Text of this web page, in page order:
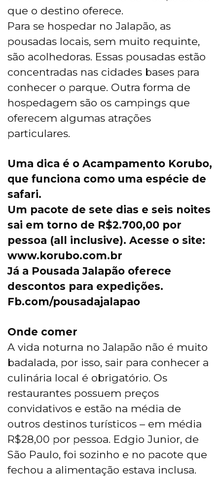
que o destino oferece.
Para se hospedar no Jalapão, as
pousadas locais, sem muito requinte,
são acolhedoras. Essas pousadas estão
concentradas nas cidades bases para
conhecer o parque. Outra forma de
hospedagem são os campings que
oferecem algumas atrações
particulares.
Uma dica é o Acampamento Korubo,
que funciona como uma espécie de
safari.
Um pacote de sete dias e seis noites
sai em torno de R$2.700,00 por
pessoa (all inclusive). Acesse o site:
www.korubo.com.br
Já a Pousada Jalapão oferece
descontos para expedições.
Fb.com/pousadajalapao
Onde comer
A vida noturna no Jalapão não é muito
badalada, por isso, sair para conhecer a
culinária local é obrigatório. Os
restaurantes possuem preços
convidativos e estão na média de
outros destinos turísticos – em média
R$28,00 por pessoa. Edgio Junior, de
São Paulo, foi sozinho e no pacote que
fechou a alimentação estava inclusa.